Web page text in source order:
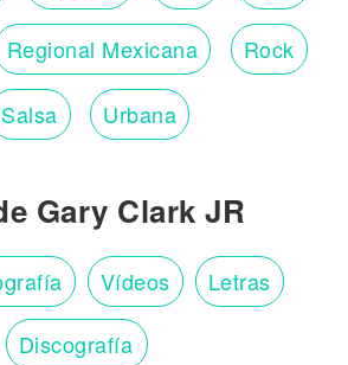
Regional Mexicana Rock
Salsa Urbana
Gary Clark JR
Vídeos Letras
Discografía